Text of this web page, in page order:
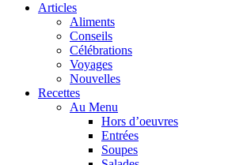
Articles
Aliments
Conseils
Célébrations
Voyages
Nouvelles
Recettes
Au Menu
Hors d’oeuvres
Entrées
Soupes